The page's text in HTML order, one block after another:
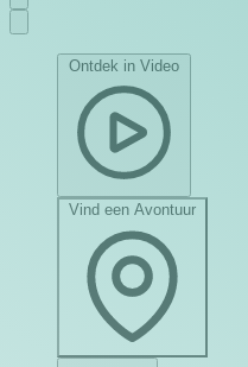
Ontdek in Video
Vind een Avontuur